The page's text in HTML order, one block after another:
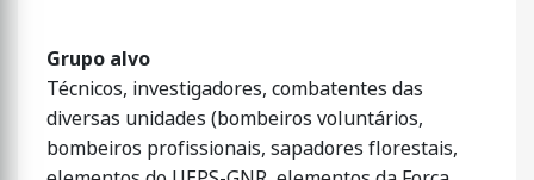
Grupo alvo
Técnicos, investigadores, combatentes das
diversas unidades (bombeiros voluntários,
bombeiros profissionais, sapadores florestais,